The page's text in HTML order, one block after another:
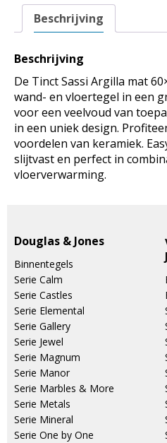
Sassi
Argilla
60x120
Beschrijving
Beschrijving
De Tinct Sassi Argilla mat
wand- en vloertegel in een
voor een veelvoud van
in een uniek design.
voordelen van keramiek.
slijtvast en perfect in
vloerverwarming.
Douglas & Jones
Binnentegels
Serie Calm
Serie Castles
Serie Elemental
Serie Gallery
Serie Jewel
Serie Magnum
Serie Manor
Serie Marbles & More
Serie Metals
Serie Mineral
Serie One by One